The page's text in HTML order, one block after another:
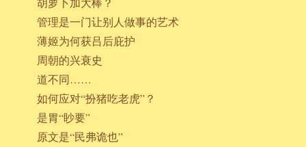
管理是一门让别人做事的艺术
薄姬为何获吕后庇护
周朝的兴衰史
道不同……
如何应对“扮猪吃老虎”？
是胃“眇要”
原文是“民弗诡也”